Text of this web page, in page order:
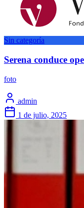
Sin categoría
Serena conduce
foto
admin
1 de julio, 2025